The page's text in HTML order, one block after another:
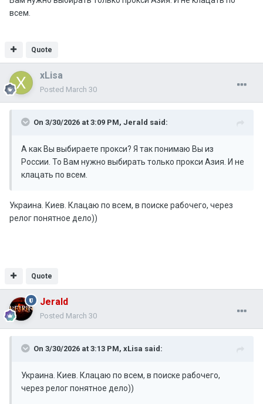
всем.
Quote
xLisa
Posted March 30
On 3/30/2026 at 3:09 PM, Jerald said:
А как Вы выбираете прокси? Я так понимаю Вы из
России. То Вам нужно выбирать только прокси Азия. И не
клацать по всем.
Украина. Киев. Клацаю по всем, в поиске рабочего, через
релог понятное дело))
Quote
Jerald
Posted March 30
On 3/30/2026 at 3:13 PM, xLisa said:
Украина. Киев. Клацаю по всем, в поиске рабочего,
через релог понятное дело))